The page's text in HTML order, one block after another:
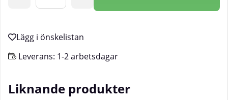
Leverans: 1-2 arbetsdagar
Liknande produkter